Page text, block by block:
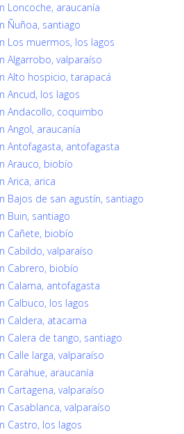
Loncoche, araucanía
Ñuñoa, santiago
Los muermos, los lagos
Algarrobo, valparaíso
Alto hospicio, tarapacá
Ancud, los lagos
Andacollo, coquimbo
Angol, araucanía
Antofagasta, antofagasta
Arauco, biobío
Arica, arica
Bajos de san agustín, santiago
Buin, santiago
Cañete, biobío
Cabildo, valparaíso
Cabrero, biobío
Calama, antofagasta
Calbuco, los lagos
Caldera, atacama
Calera de tango, santiago
Calle larga, valparaíso
Carahue, araucanía
Cartagena, valparaíso
Casablanca, valparaíso
Castro, los lagos